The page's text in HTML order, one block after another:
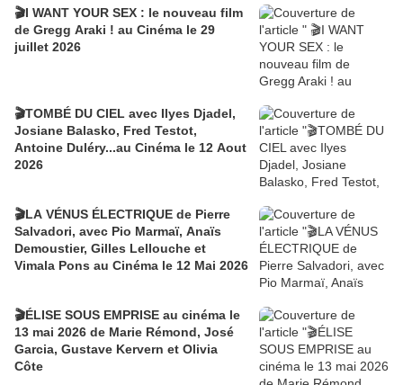
🎬I WANT YOUR SEX : le nouveau film
de Gregg Araki ! au Cinéma le 29
juillet 2026
🎬TOMBÉ DU CIEL avec Ilyes Djadel,
Josiane Balasko, Fred Testot,
Antoine Duléry...au Cinéma le 12 Aout
2026
🎬LA VÉNUS ÉLECTRIQUE de Pierre
Salvadori, avec Pio Marmaï, Anaïs
Demoustier, Gilles Lellouche et
Vimala Pons au Cinéma le 12 Mai 2026
🎬ÉLISE SOUS EMPRISE au cinéma le
13 mai 2026 de Marie Rémond, José
Garcia, Gustave Kervern et Olivia
Côte